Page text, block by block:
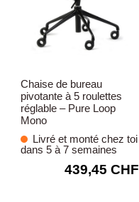
Chaise de bureau
pivotante à 5 roulettes
réglable – Pure Loop
Mono
Livré et monté chez toi
dans 5 à 7 semaines
439,45 CHF